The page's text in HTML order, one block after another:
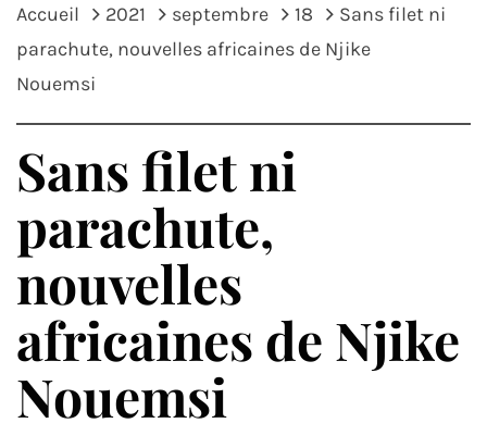
Accueil 2021 septembre 18
Sans filet ni
parachute, nouvelles africaines de Njike
Nouemsi
Sans filet ni
parachute,
nouvelles
africaines de Njike
Nouemsi